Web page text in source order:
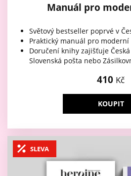
Manuál pro
Světový bestseller poprvé v
Praktický manuál pro
Doručení knihy zajišťuje
Slovenská pošta nebo
410 Kč
KOUPIT
SLEVA